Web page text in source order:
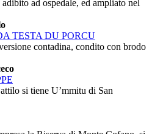
ad ospedale, ed ampliato nel
TESTA DU PORCU
contadina, condito con brodo
si tiene U’mmitu di San